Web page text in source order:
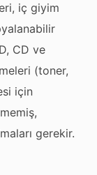
iç giyim
CD ve
(toner,
için
gerekir.